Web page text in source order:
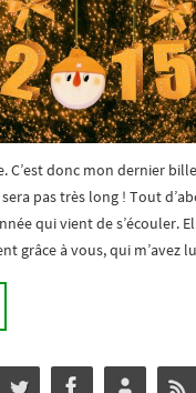
C’est donc mon dernier
pas très long ! Tout
qui vient de s’écouler.
grâce à vous, qui m’avez